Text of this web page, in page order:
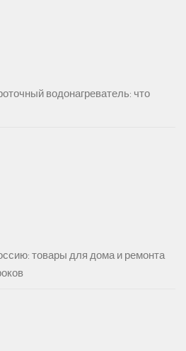
водонагреватель: что
товары для дома и ремонта